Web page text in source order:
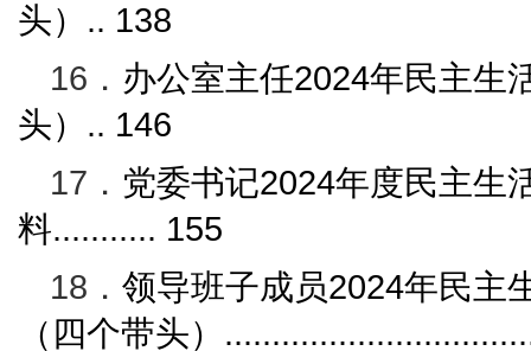
头） .. 138
16． 办公室主任2024年民主生
头） .. 146
17． 党委书记2024年度民主生
料........... 155
18． 领导班子成员2024年民主
（四个带头）